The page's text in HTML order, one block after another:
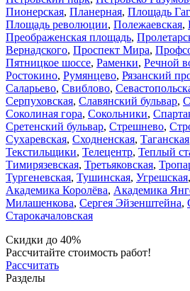
Пионерская, Планерная, Площадь
Площадь революции, Полежаевская,
Преображенская площадь,
Вернадского, Проспект Мира,
Пятницкое шоссе, Раменки, Речной
Ростокино, Румянцево, Рязанский
Саларьево, Свиблово,
Серпуховская, Славянский бульвар,
Соколиная гора, Сокольники,
Сретенский бульвар, Стрешнево,
Сухаревская, Сходненская, Таганская
Текстильщики, Телецентр, Теплый
Тимирязевская, Третьяковская,
Тургеневская, Тушинская, Угрешская,
Академика Королёва, Академика
Милашенкова, Сергея Эйзенштейна,
Старокачаловская
Скидки до 40%
Рассчитайте стоимость работ!
Рассчитать
Разделы